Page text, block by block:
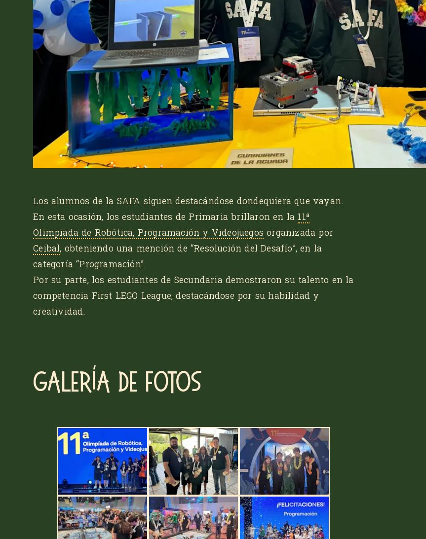
Los alumnos de la SAFA siguen destacándose dondequiera que vayan.
En esta ocasión, los estudiantes de Primaria brillaron en la 11ª
Olimpiada de Robótica, Programación y Videojuegos organizada por
Ceibal, obteniendo una mención de“Resolución del Desafío”, en la
categoría“Programación”.
Por su parte, los estudiantes de Secundaria demostraron su talento en la
competencia First LEGO League, destacándose por su habilidad y
creatividad.
Galería de fotos